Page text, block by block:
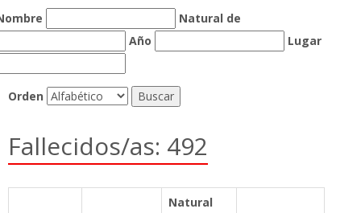
Natural de
Año
Lugar
Orden
Fallecidos/as: 492
Natural